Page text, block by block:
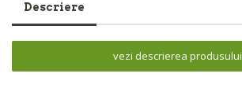
Descriere
vezi descrierea produsului